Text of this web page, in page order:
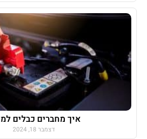
איך מחברים כבלים
דצמבר 18, 2024